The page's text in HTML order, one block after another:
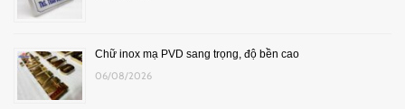
Chữ inox mạ PVD sang trọng, độ bền cao
06/08/2026